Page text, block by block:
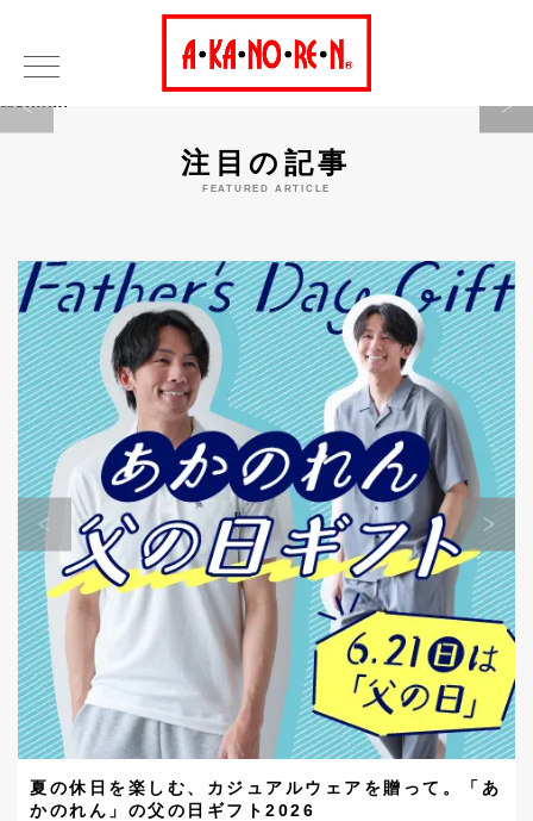
Warning
注目の記事
FEATURED ARTICLE
夏の休日を楽しむ、カジュアルウェアを贈って。「あ
かのれん」の父の日ギフト2026